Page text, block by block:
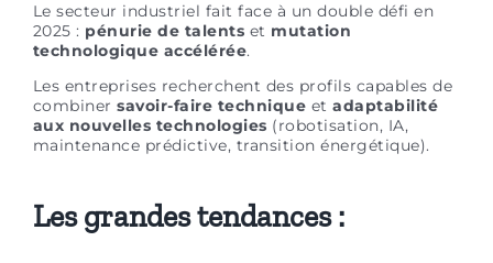
Le secteur industriel fait face à un double défi en
2025 : pénurie de talents et mutation
technologique accélérée.
Les entreprises recherchent des profils capables de
combinersavoir-faire technique etadaptabilité
aux nouvelles technologies (robotisation, IA,
maintenance prédictive, transition énergétique).
Les grandes tendances :